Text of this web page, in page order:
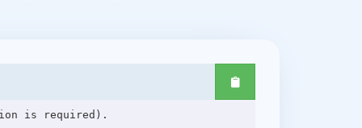
is required).